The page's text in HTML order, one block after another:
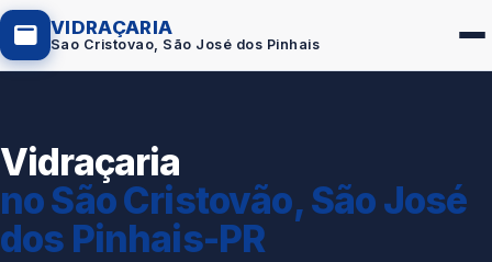
VIDRAÇARIA
Sao Cristovao, São José dos Pinhais
Box de Vidro
Portas em Vidro
Guarda-Corpo
Vidraçaria
no São Cristovão, São José
dos Pinhais-PR